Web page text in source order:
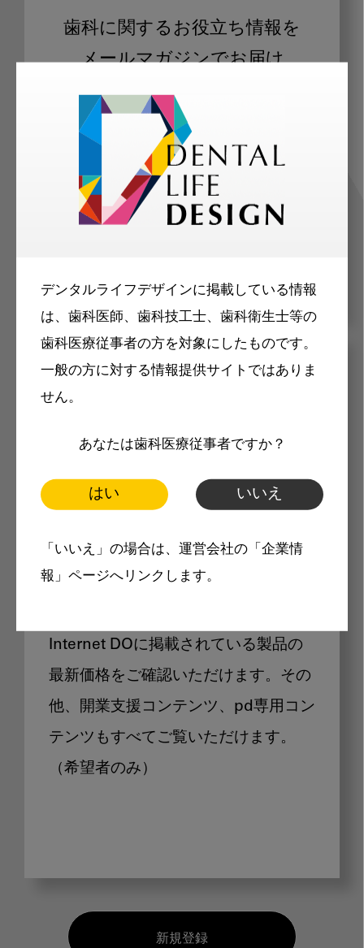
デンタルライフデザインに掲載している情報
は、歯科医師、歯科技工士、歯科衛生士等の
歯科医療従事者の方を対象にしたものです。
一般の方に対する情報提供サイトではありま
せん。
あなたは歯科医療従事者ですか？
はい いいえ
「いいえ」の場合は、運営会社の「企業情
報」ページへリンクします。
歯科に関するお役立ち情報を
メールマガジンでお届け
ご登録いただいた職種（歯科医師、歯
科衛生士、歯科技工士）に合わせた内
容のメールマガジンをお届けします。
メリット
製品価格も閲覧可能
Internet DOに掲載されている製品の
最新価格をご確認いただけます。その
他、開業支援コンテンツ、pd専用コン
テンツもすべてご覧いただけます。
（希望者のみ）
新規登録